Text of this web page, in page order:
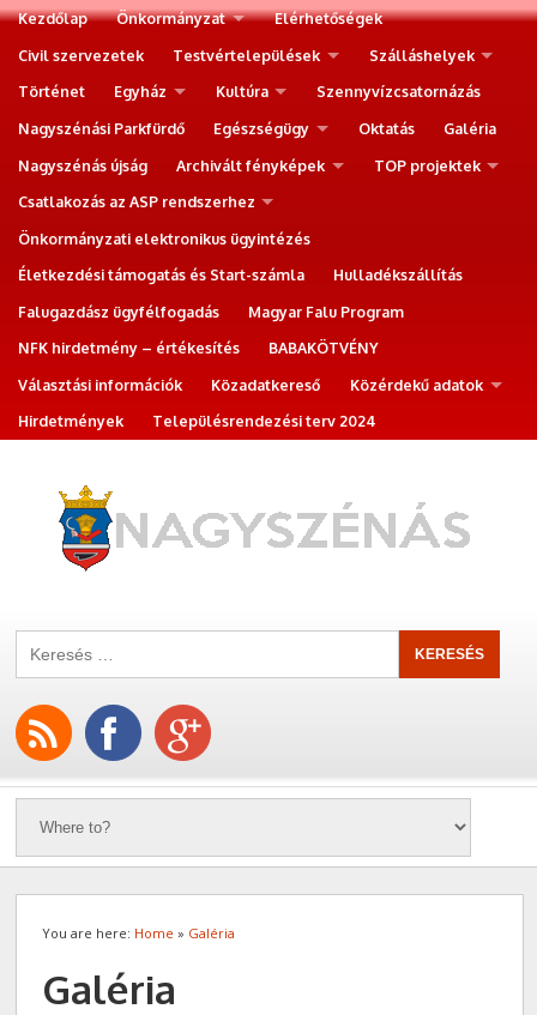
Kezdőlap Önkormányzat
Elérhetőségek
Civil szervezetek
Testvértelepülések
Szálláshelyek
Történet
Egyház Kultúra
Szennyvízcsatornázás
Nagyszénási Parkfürdő
Egészségügy Oktatás
Galéria
Nagyszénás újság
Archivált fényképek
TOP projektek
Csatlakozás az ASP rendszerhez
Önkormányzati elektronikus ügyintézés
Életkezdési támogatás és Start-számla
Hulladékszállítás
Falugazdász ügyfélfogadás
Magyar Falu Program
NFK hirdetmény – értékesítés
BABAKÖTVÉNY
Választási információk
Közadatkereső
Közérdekű adatok
Hirdetmények
Településrendezési terv 2024
You are here: Home » Galéria
Galéria